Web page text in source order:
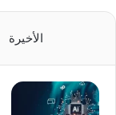
الأخيرة